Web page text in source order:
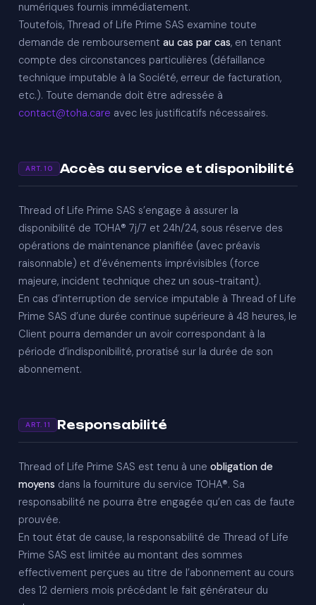
numériques fournis immédiatement.
Toutefois, Thread of Life Prime SAS examine toute
demande de remboursement au cas par cas, en tenant
compte des circonstances particulières (défaillance
technique imputable à la Société, erreur de facturation,
etc.). Toute demande doit être adressée à
contact@toha.care avec les justificatifs nécessaires.
ART. 10 Accès au service et disponibilité
Thread of Life Prime SAS s’engage à assurer la
disponibilité de TOHA® 7j/7 et 24h/24, sous réserve des
opérations de maintenance planifiée (avec préavis
raisonnable) et d’événements imprévisibles (force
majeure, incident technique chez un sous-traitant).
En cas d’interruption de service imputable à Thread of Life
Prime SAS d’une durée continue supérieure à 48 heures, le
Client pourra demander un avoir correspondant à la
période d’indisponibilité, proratisé sur la durée de son
abonnement.
ART. 11 Responsabilité
Thread of Life Prime SAS est tenu à une obligation de
moyens dans la fourniture du service TOHA®. Sa
responsabilité ne pourra être engagée qu’en cas de faute
prouvée.
En tout état de cause, la responsabilité de Thread of Life
Prime SAS est limitée au montant des sommes
effectivement perçues au titre de l’abonnement au cours
des 12 derniers mois précédant le fait générateur du